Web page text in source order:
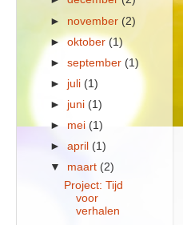
► november (2)
►oktober(1)
►september (1)
► juli (1)
► juni (1)
► mei (1)
►april (1)
▼ maart (2)
Project: Tijd
voor
verhalen